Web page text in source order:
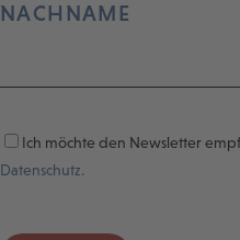
NACHNAME
Ich möchte den Newsletter
Datenschutz.